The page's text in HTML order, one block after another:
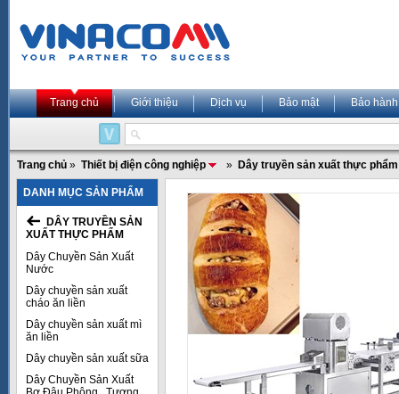
Trang chủ Giới thiệu Dịch vụ Bảo mật Bảo hành
Trang chủ » Thiết bị điện công nghiệp » Dây truyền sản xuất thực phẩm
DANH MỤC SẢN PHẨM
DÂY TRUYỀN SẢN
XUẤT THỰC PHẨM
Dây Chuyền Sản Xuất
Nước
Dây chuyền sản xuất
cháo ăn liền
Dây chuyền sản xuất mì
ăn liền
Dây chuyền sản xuất sữa
Dây Chuyền Sản Xuất